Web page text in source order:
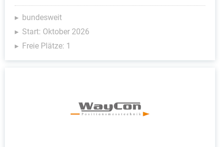
bundesweit
Start: Oktober 2026
Freie Plätze: 1